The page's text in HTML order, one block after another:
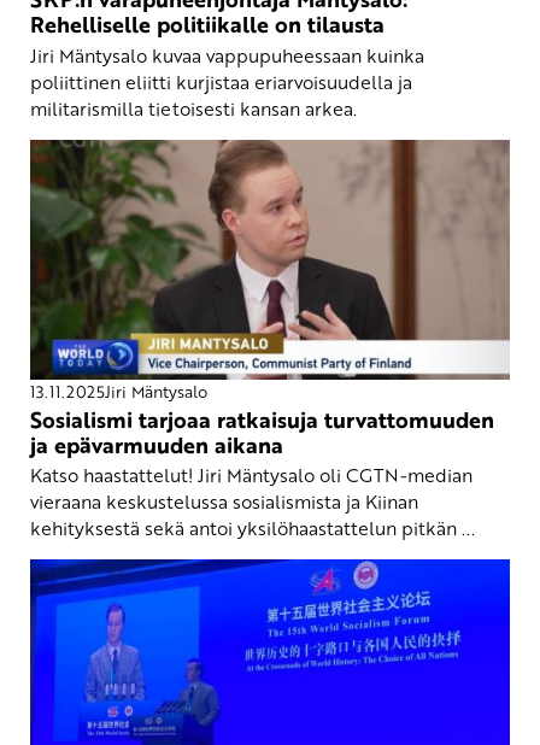
Rehelliselle politiikalle on tilausta
Jiri Mäntysalo kuvaa vappupuheessaan kuinka
poliittinen eliitti kurjistaa eriarvoisuudella ja
militarismilla tietoisesti kansan arkea.
13.11.2025Jiri Mäntysalo
Sosialismi tarjoaa ratkaisuja turvattomuuden
ja epävarmuuden aikana
Katso haastattelut! Jiri Mäntysalo oli CGTN-median
vieraana keskustelussa sosialismista ja Kiinan
kehityksestä sekä antoi yksilöhaastattelun pitkän ...